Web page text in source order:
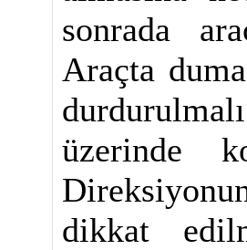
sonrada
Araçta
üzerinde
dikkat